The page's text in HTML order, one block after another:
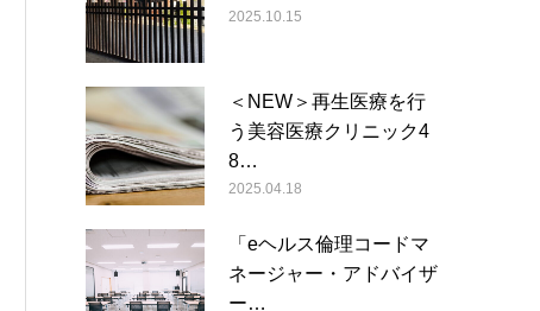
2025.10.15
＜NEW＞再生医療を行
う美容医療クリニック4
8…
2025.04.18
「eヘルス倫理コードマ
ネージャー・アドバイザ
ー…